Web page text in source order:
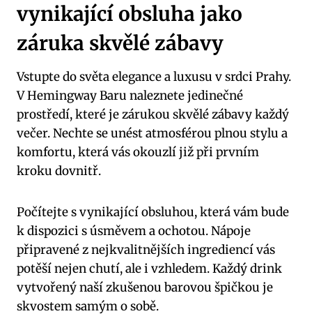
vynikající obsluha jako
záruka skvělé zábavy
Vstupte do světa elegance a luxusu v srdci Prahy.
V Hemingway Baru naleznete jedinečné
prostředí, které je zárukou skvělé zábavy každý
večer. Nechte se unést atmosférou plnou stylu a
komfortu, která vás okouzlí již při prvním
kroku dovnitř.
Počítejte s vynikající obsluhou, která vám bude
k dispozici s úsměvem a ochotou. Nápoje
připravené z nejkvalitnějších ingrediencí vás
potěší nejen chutí, ale i vzhledem. Každý drink
vytvořený naší zkušenou barovou špičkou je
skvostem samým o sobě.